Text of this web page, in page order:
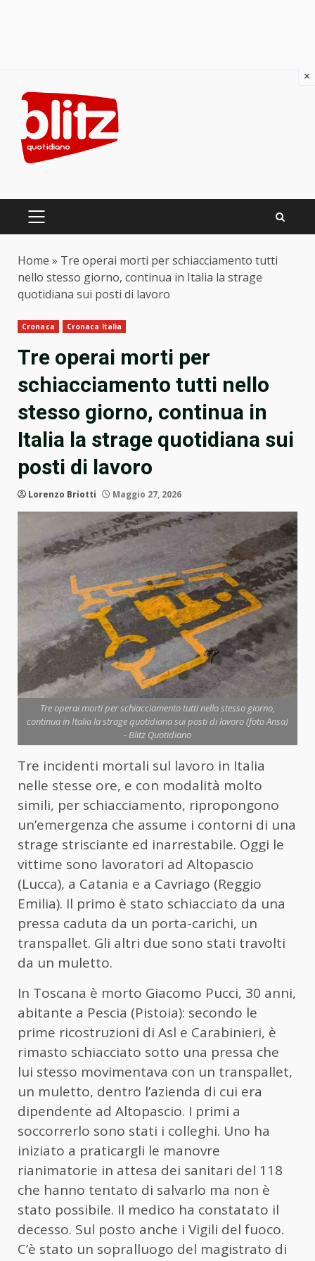
content
PRIMARY
Home » Tre operai morti per schiacciamento tutti
nello stesso giorno, continua in Italia la strage
quotidiana sui posti di lavoro
Cronaca Cronaca Italia
Tre operai morti per
schiacciamento tutti nello
stesso giorno, continua in
Italia la strage quotidiana sui
posti di lavoro
Lorenzo Briotti Maggio 27, 2026
Tre operai morti per schiacciamento tutti nello stesso giorno,
continua in Italia la strage quotidiana sui posti di lavoro (foto Ansa)
- Blitz Quotidiano
Tre incidenti mortali sul lavoro in Italia
nelle stesse ore, e con modalità molto
simili, per schiacciamento, ripropongono
un’emergenza che assume i contorni di una
strage strisciante ed inarrestabile. Oggi le
vittime sono lavoratori ad Altopascio
(Lucca), a Catania e a Cavriago (Reggio
Emilia). Il primo è stato schiacciato da una
pressa caduta da un porta-carichi, un
transpallet. Gli altri due sono stati travolti
da un muletto.
In Toscana è morto Giacomo Pucci, 30 anni,
abitante a Pescia (Pistoia): secondo le
prime ricostruzioni di Asl e Carabinieri, è
rimasto schiacciato sotto una pressa che
lui stesso movimentava con un transpallet,
un muletto, dentro l’azienda di cui era
dipendente ad Altopascio. I primi a
soccorrerlo sono stati i colleghi. Uno ha
iniziato a praticargli le manovre
rianimatorie in attesa dei sanitari del 118
che hanno tentato di salvarlo ma non è
stato possibile. Il medico ha constatato il
decesso. Sul posto anche i Vigili del fuoco.
C’è stato un sopralluogo del magistrato di
×